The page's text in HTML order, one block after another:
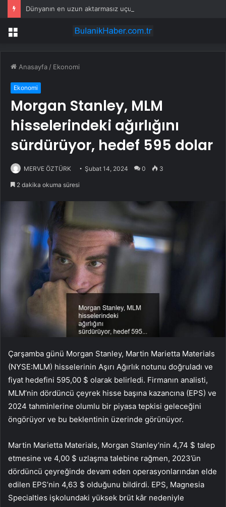
Menü
Anasayfa / Ekonomi
Ekonomi
Morgan Stanley, MLM
hisselerindeki ağırlığını
sürdürüyor, hedef 595 dolar
MERVE ÖZTÜRK Şubat 14, 2024 0 3
2 dakika okuma süresi
Çarşamba günü Morgan Stanley, Martin Marietta Materials
(NYSE:MLM) hisselerinin Aşırı Ağırlık notunu doğruladı ve
fiyat hedefini 595,00 $ olarak belirledi. Firmanın analisti,
MLM’nin dördüncü çeyrek hisse başına kazancına (EPS) ve
2024 tahminlerine olumlu bir piyasa tepkisi geleceğini
öngörüyor ve bu beklentinin üzerinde görünüyor.
Martin Marietta Materials, Morgan Stanley’nin 4,74 $ talep
etmesine ve 4,00 $ uzlaşma talebine rağmen, 2023’ün
dördüncü çeyreğinde devam eden operasyonlarından elde
edilen EPS’nin 4,63 $ olduğunu bildirdi. EPS, Magnesia
Specialties işkolundaki yüksek brüt kâr nedeniyle